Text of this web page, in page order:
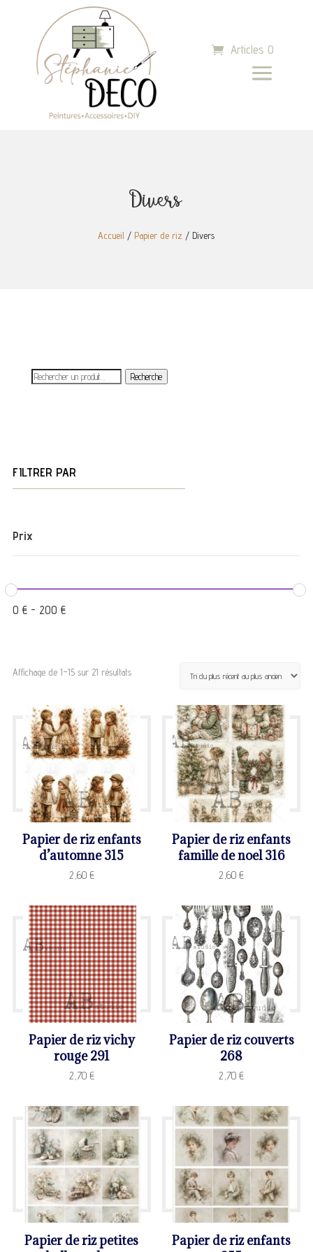
Articles 0
Divers
Accueil / Papier de riz / Divers
Recherche
FILTRER PAR
Prix
0 €- 200 €
Affichage de 1–15 sur 21 résultatsTrié
récent
au
Papier de riz enfants
d’automne 315
2,60€
Papier de riz enfants
famille de noel 316
2,60€
Papier de riz vichy
rouge 291
2,70€
Papier de riz couverts
268
2,70€
Papier de riz petites
Papier de riz enfants